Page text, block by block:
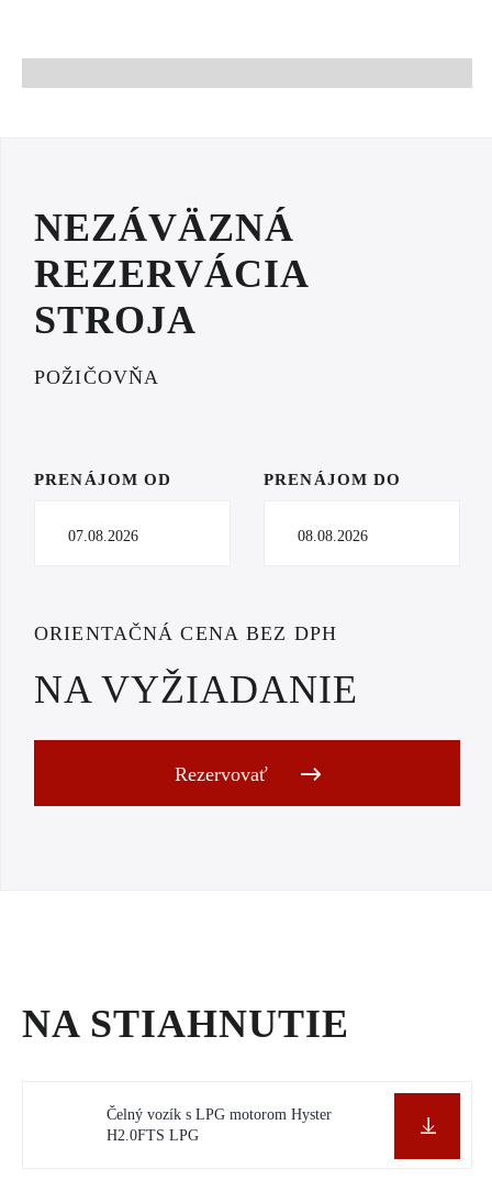
NEZÁVÄZNÁ
REZERVÁCIA
STROJA
POŽIČOVŇA
PRENÁJOM OD PRENÁJOM DO
ORIENTAČNÁ CENA BEZ DPH
NA VYŽIADANIE
Rezervovať
NA STIAHNUTIE
Čelný vozík s LPG motorom Hyster
H2.0FTS LPG